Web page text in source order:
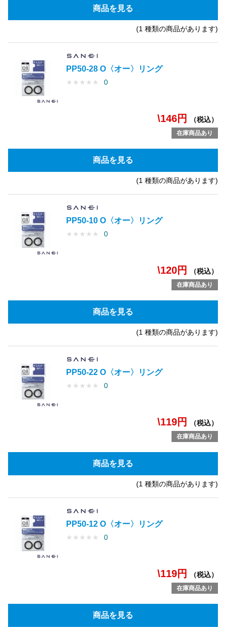
商品を見る
(1 種類の商品があります)
PP50-28 O〈オー〉リング
★ ★ ★ ★ ★ 0
\146円 （税込）
在庫商品あり
商品を見る
(1 種類の商品があります)
PP50-10 O〈オー〉リング
★ ★ ★ ★ ★ 0
\120円 （税込）
在庫商品あり
商品を見る
(1 種類の商品があります)
PP50-22 O〈オー〉リング
★ ★ ★ ★ ★ 0
\119円 （税込）
在庫商品あり
商品を見る
(1 種類の商品があります)
PP50-12 O〈オー〉リング
★ ★ ★ ★ ★ 0
\119円 （税込）
在庫商品あり
商品を見る